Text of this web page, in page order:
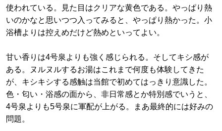
使われている。見た目はクリアな黄色である。やっぱり熱
いのかなと思いつつ入ってみると、やっぱり熱かった。小
浴槽よりは控えめだけど熱めといってよい。
甘い香りは4号泉よりも強く感じられる。そしてキシ感が
ある。ヌルヌルするお湯はこれまで何度も体験してきた
が、キシキシする感触は当館で初めてはっきり意識した。
色・匂い・浴感の面から、非日常感とか特別感でいうと、
4号泉よりも5号泉に軍配が上がる。まあ最終的には好みの
問題。